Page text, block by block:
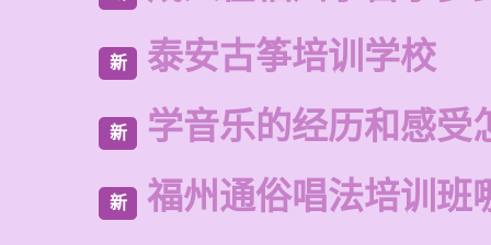
新 泰安古筝培训学校
新 学音乐的经历和感受
新 福州通俗唱法培训班